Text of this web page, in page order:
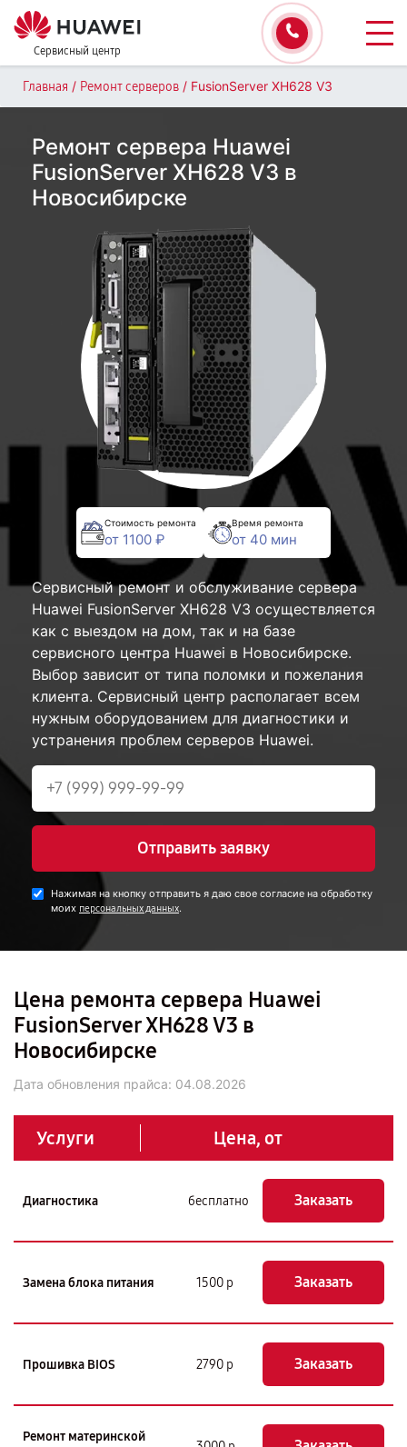
Сервисный центр
Главная / Ремонт серверов / FusionServer XH628 V3
Ремонт сервера Huawei
FusionServer XH628 V3 в
Новосибирске
Стоимость ремонта
от 1100 ₽
Время ремонта
от 40 мин
Сервисный ремонт и обслуживание сервера
Huawei FusionServer XH628 V3 осуществляется
как с выездом на дом, так и на базе
сервисного центра Huawei в Новосибирске.
Выбор зависит от типа поломки и пожелания
клиента. Сервисный центр располагает всем
нужным оборудованием для диагностики и
устранения проблем серверов Huawei.
Отправить заявку
Нажимая на кнопку отправить я даю свое согласие на обработку
моих персональных данных.
Цена ремонта сервера Huawei
FusionServer XH628 V3 в
Новосибирске
Дата обновления прайса: 04.08.2026
Услуги Цена, от
Диагностика бесплатно Заказать
Замена блока питания 1500 р Заказать
Прошивка BIOS 2790 р Заказать
Ремонт материнской